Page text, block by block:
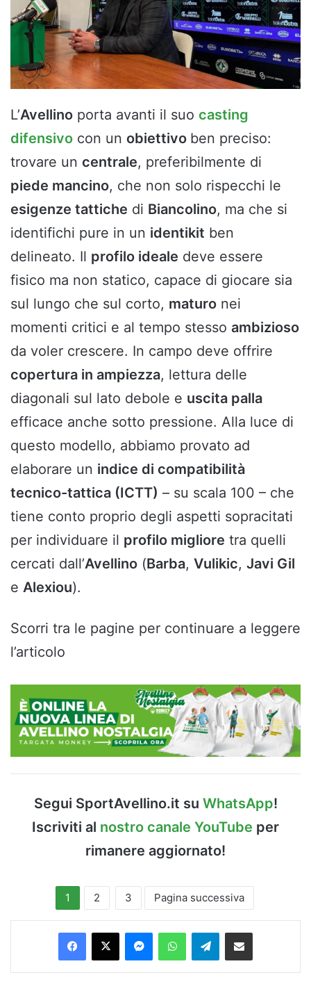
L’Avellino porta avanti il suo casting
difensivo con un obiettivo ben preciso:
trovare un centrale, preferibilmente di
piede mancino, che non solo rispecchi le
esigenze tattiche di Biancolino, ma che si
identifichi pure in un identikit ben
delineato. Il profilo ideale deve essere
fisico ma non statico, capace di giocare sia
sul lungo che sul corto, maturo nei
momenti critici e al tempo stesso ambizioso
da voler crescere. In campo deve offrire
copertura in ampiezza, lettura delle
diagonali sul lato debole e uscita palla
efficace anche sotto pressione. Alla luce di
questo modello, abbiamo provato ad
elaborare un indice di compatibilità
tecnico-tattica (ICTT) – su scala 100 – che
tiene conto proprio degli aspetti sopracitati
per individuare il profilo migliore tra quelli
cercati dall’Avellino (Barba, Vulikic, Javi Gil
e Alexiou).
Scorri tra le pagine per continuare a leggere
l’articolo
Segui SportAvellino.it su WhatsApp!
Iscriviti al nostro canale YouTube per
rimanere aggiornato!
1 2 3 Pagina successiva
Facebook
X MessengerWhatsAppTelegramCondividi via Email